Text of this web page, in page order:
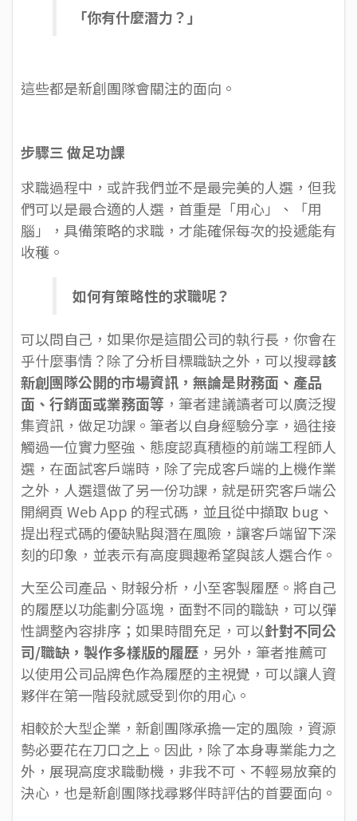
「你有什麼潛力？」
這些都是新創團隊會關注的面向。
步驟三 做足功課
求職過程中，或許我們並不是最完美的人選，但我
們可以是最合適的人選，首重是「用心」、「用
腦」，具備策略的求職，才能確保每次的投遞能有
收穫。
如何有策略性的求職呢？
可以問自己，如果你是這間公司的執行長，你會在
乎什麼事情？除了分析目標職缺之外，可以搜尋該
新創團隊公開的市場資訊，無論是財務面、產品
面、行銷面或業務面等 ，筆者建議讀者可以廣泛搜
集資訊，做足功課。筆者以自身經驗分享，過往接
觸過一位實力堅強、態度認真積極的前端工程師人
選，在面試客戶端時，除了完成客戶端的上機作業
之外，人選還做了另一份功課，就是研究客戶端公
開網頁 Web App 的程式碼，並且從中擷取 bug、
提出程式碼的優缺點與潛在風險，讓客戶端留下深
刻的印象，並表示有高度興趣希望與該人選合作。
大至公司產品、財報分析，小至客製履歷。將自己
的履歷以功能劃分區塊，面對不同的職缺，可以彈
性調整內容排序；如果時間充足，可以針對不同公
司/職缺，製作多樣版的履歷 ，另外，筆者推薦可
以使用公司品牌色作為履歷的主視覺，可以讓人資
夥伴在第一階段就感受到你的用心。
相較於大型企業，新創團隊承擔一定的風險，資源
勢必要花在刀口之上。因此，除了本身專業能力之
外，展現高度求職動機，非我不可、不輕易放棄的
決心，也是新創團隊找尋夥伴時評估的首要面向。